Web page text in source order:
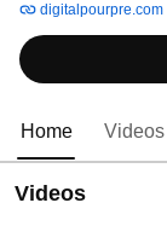
digitalpourpre.com
Home Videos
Videos